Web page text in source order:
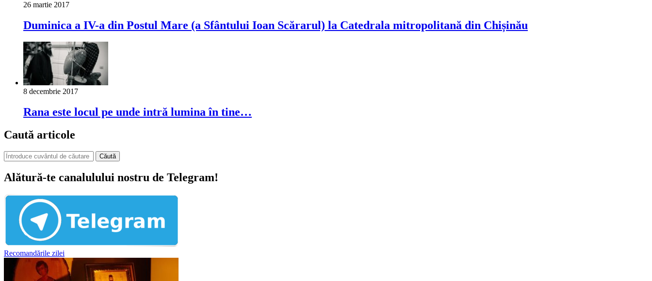
26 martie 2017
Duminica a IV-a din Postul Mare (a Sfântului Ioan Scărarul) la Catedrala mitropolitană din Chișinău
8 decembrie 2017
Rana este locul pe unde intră lumina în tine…
Caută articole
Căută
Alătură-te canalulului nostru de Telegram!
Recomandările zilei